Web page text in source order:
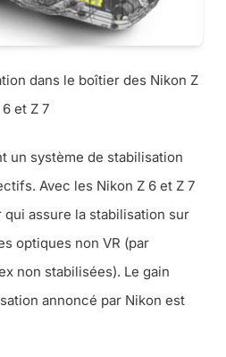
dans le boîtier des Nikon Z
6 et Z 7
un système de stabilisation
Avec les Nikon Z 6 et Z 7
qui assure la stabilisation sur
optiques non VR (par
non stabilisées). Le gain
annoncé par Nikon est